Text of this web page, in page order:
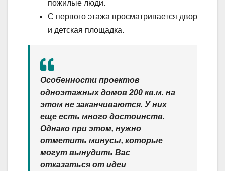
пожилые люди.
С первого этажа просматривается двор
и детская площадка.
Особенности проектов
одноэтажных домов 200 кв.м. на
этом не заканчиваются. У них
еще есть много достоинств.
Однако при этом, нужно
отметить минусы, которые
могут вынудить Вас
отказаться от идеи